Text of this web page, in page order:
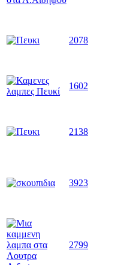
2078
1602
2138
3923
2799